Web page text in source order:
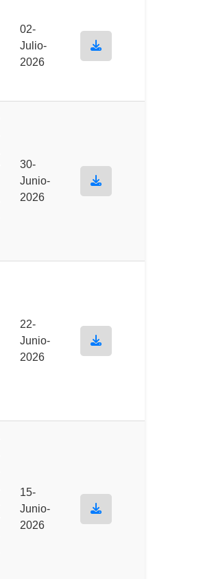
02-
Julio-
2026
30-
Junio-
2026
22-
Junio-
2026
15-
Junio-
2026